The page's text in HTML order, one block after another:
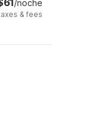
/noche
& fees